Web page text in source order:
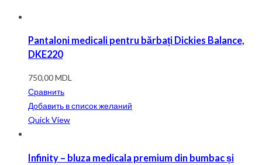
Pantaloni medicali pentru bărbați Dickies Balance,
DKE220
750,00MDL
Сравнить
Добавить в список желаний
Quick View
Infinity – bluza medicala premium din bumbac și